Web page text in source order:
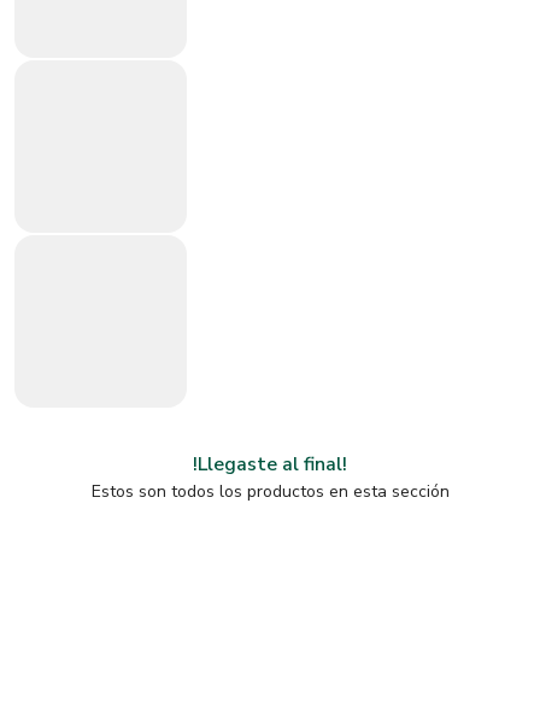
!Llegaste al final!
Estos son todos los productos en esta sección